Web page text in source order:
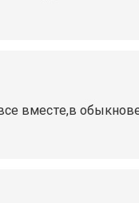
вместе,в